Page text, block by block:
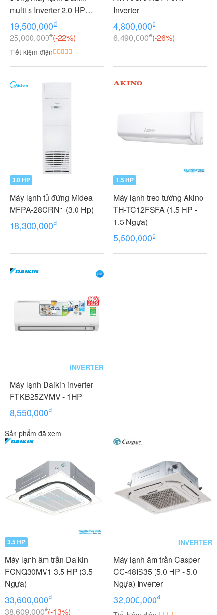
multi s Inverter 2.0 HP
(2HP Ngựa) - 1 dàn nóng 2
dàn lạnh (1.0 + 1.0 HP (1
Ngựa) MKC50RVMV-
CTKC25RVMV+CTKC25R
19,500,000₫
25,000,000₫(-22%)
Tiết kiệm điện
Inverter
4,800,000₫
6,490,000₫(-26%)
3.0 HP
Máy lạnh tủ đứng Midea
MFPA-28CRN1 (3.0 Hp)
18,300,000₫
1.5 HP
Máy lạnh treo tường Akino
TH-TC12FSFA (1.5 HP -
1.5 Ngựa)
5,500,000₫
INVERTER
Máy lạnh Daikin inverter
FTKB25ZVMV - 1HP
8,550,000₫
Sản phẩm đã xem
3.5 HP
Máy lạnh âm trần Daikin
FCNQ30MV1 3.5 HP (3.5
Ngựa)
33,600,000₫
38,609,000₫(-13%)
INVERTER
Máy lạnh âm trần Casper
CC-48IS35 (5.0 HP - 5.0
Ngựa) Inverter
32,000,000₫